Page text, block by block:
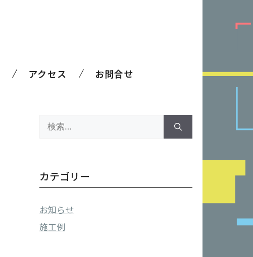
アクセス お問合せ
索:
カテゴリー
お知らせ
施工例